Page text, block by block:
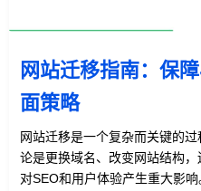
网站迁移指南：保
面策略
网站迁移是一个复杂而关键的
论是更换域名、改变网站结构
对SEO和用户体验产生重大影